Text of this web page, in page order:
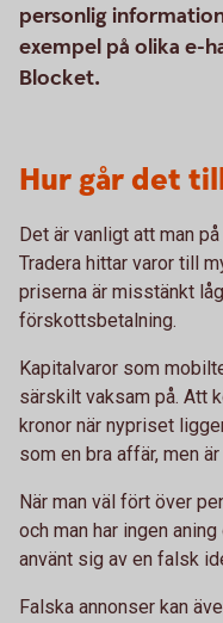
personlig
exempel på olika e-
Blocket.
Hur går det
Det är vanligt att man
Tradera hittar varor till
priserna är misstänkt
förskottsbetalning.
Kapitalvaror som
särskilt vaksam på. Att
kronor när nypriset
som en bra affär, men
När man väl fört över
och man har ingen
använt sig av en falsk
Falska annonser kan